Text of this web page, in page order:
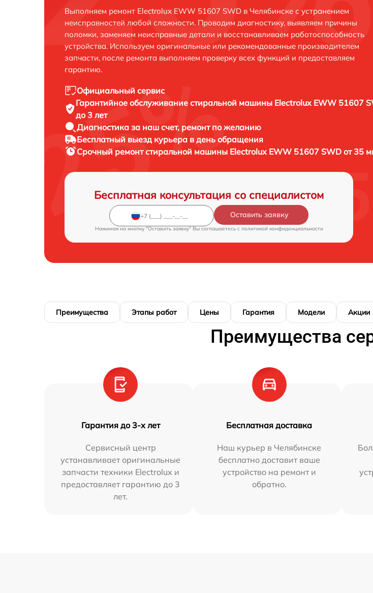
Выполняем ремонт Electrolux EWW 51607 SWD в Челябинске с устранением
неисправностей любой сложности. Проводим диагностику, выявляем причины
поломки, заменяем неисправные детали и восстанавливаем работоспособность
устройства. Используем оригинальные или рекомендованные производителем
запчасти, после ремонта выполняем проверку всех функций и предоставляем
гарантию.
Официальный сервис
Гарантийное обслуживаниестиральной машины Electrolux EWW 51607
до 3 лет
Диагностика за наш счет, ремонт по желанию
Бесплатный выезд курьера в день обращения
Срочный ремонтстиральной машины Electrolux EWW 51607 SWD от 35
Бесплатная консультация со специалистом
Оставить заявку
Нажимая на кнопку "Оставить заявку" Вы соглашаетесь c политикой конфиденциальности
Преимущества Этапы работ Цены Гарантия Модели Акции
Преимущества
Гарантия до 3-х лет
Сервисный центр
устанавливает оригинальные
запчасти техники Electrolux и
предоставляет гарантию до 3
лет.
Бесплатная доставка
Наш курьер в Челябинске
бесплатно доставит ваше
устройство на ремонт и
обратно.